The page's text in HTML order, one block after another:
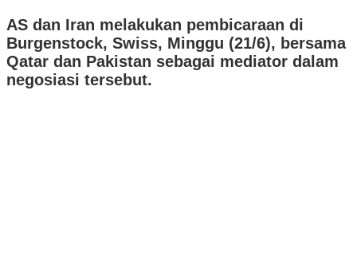
AS dan Iran melakukan pembicaraan di
Burgenstock, Swiss, Minggu (21/6), bersama
Qatar dan Pakistan sebagai mediator dalam
negosiasi tersebut.